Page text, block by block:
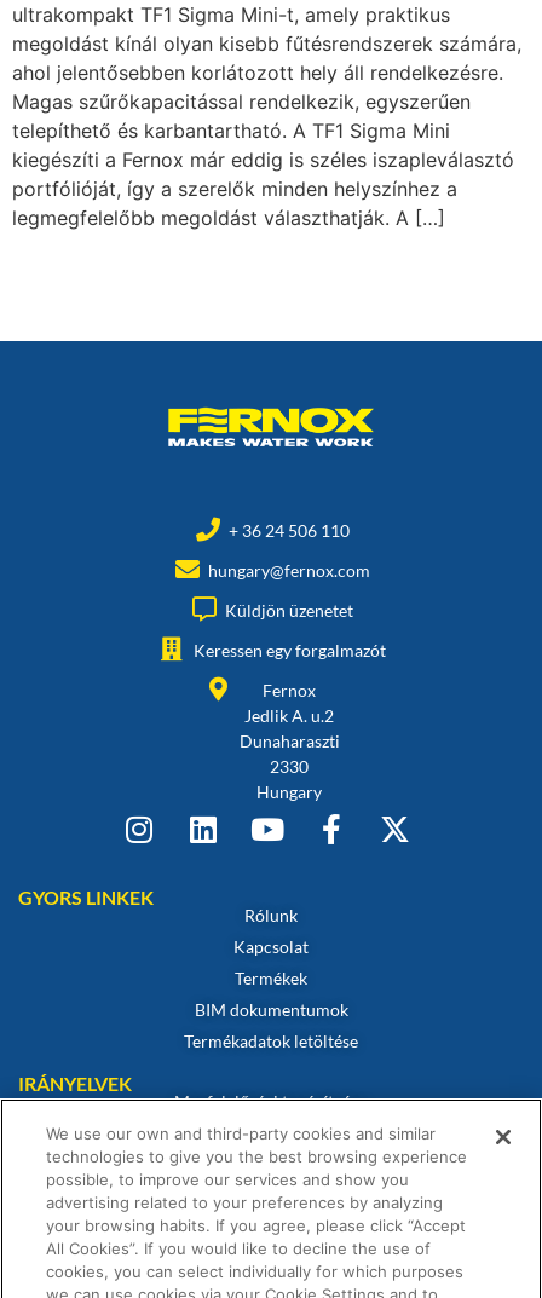
ultrakompakt TF1 Sigma Mini-t, amely praktikus
megoldást kínál olyan kisebb fűtésrendszerek számára,
ahol jelentősebben korlátozott hely áll rendelkezésre.
Magas szűrőkapacitással rendelkezik, egyszerűen
telepíthető és karbantartható. A TF1 Sigma Mini
kiegészíti a Fernox már eddig is széles iszapleválasztó
portfólióját, így a szerelők minden helyszínhez a
legmegfelelőbb megoldást választhatják. A […]
+ 36 24 506 110
hungary@fernox.com
Küldjön üzenetet
Keressen egy forgalmazót
Fernox
Jedlik A. u.2
Dunaharaszti
2330
Hungary
GYORS LINKEK
Rólunk
Kapcsolat
Termékek
BIM dokumentumok
Termékadatok letöltése
IRÁNYELVEK
Megfelelőségi tanúsítvány
Sütikre vonatkozó szabályzat
Jogi nyilatkozat
Adatvédelmi irányelvek
Értékesítési feltételek
Garanciális nyilatkozat
We use our own and third-party cookies and similar
technologies to give you the best browsing experience
possible, to improve our services and show you
advertising related to your preferences by analyzing
your browsing habits. If you agree, please click “Accept
All Cookies”. If you would like to decline the use of
cookies, you can select individually for which purposes